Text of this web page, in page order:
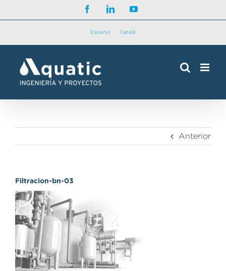
FacebookLinkedInYouTube
Español Català
Anterior
Filtracion-bn-03